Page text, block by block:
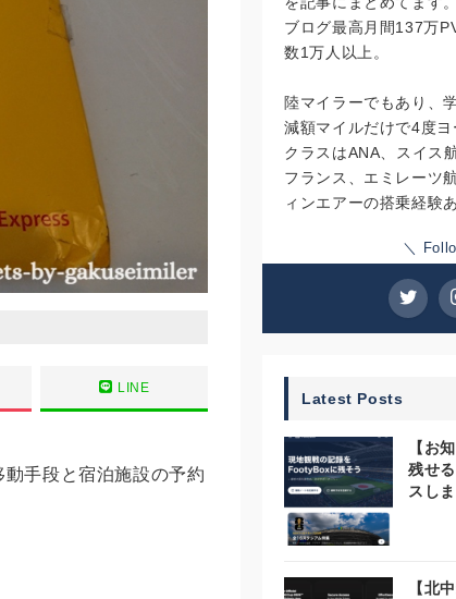
LINE
手段と宿泊施設の予約
ブログ最高月間137万PV
数1万人以上。
陸マイラーでもあり、
減額マイルだけで4度
クラスはANA、スイス
フランス、エミレーツ
ィンエアーの搭乗経験あ
＼
Latest Posts
【お
残せ
スし
【北